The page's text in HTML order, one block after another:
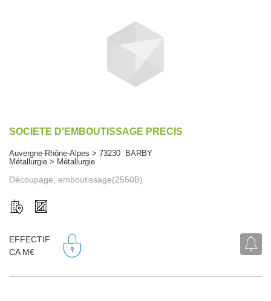
SOCIETE D'EMBOUTISSAGE PRECIS
Auvergne-Rhône-Alpes > 73230 BARBY
Métallurgie > Métallurgie
Découpage, emboutissage(2550B)
EFFECTIF
CA M€